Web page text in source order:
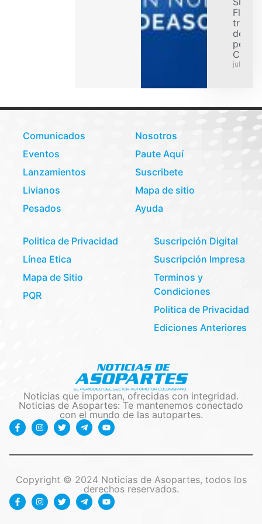
Flex
de
julio 31,
Comunicados
Eventos
Lanzamientos
Livianos
Pesados
Nosotros
Paute Aquí
Suscribete
Mapa de sitio
Ayuda
Politica de Privacidad
Línea Etica
Mapa de Sitio
PQR
Suscripción Digital
Suscripción Impresa
Terminos y
Condiciones
Politica de Privacidad
Ediciones Anteriores
Noticias que importan, ofrecidas con integridad.
Noticias de Asopartes: Te mantenemos conectado
con el mundo de las autopartes.
Copyright © 2024 Noticias de Asopartes, todos los
derechos reservados.